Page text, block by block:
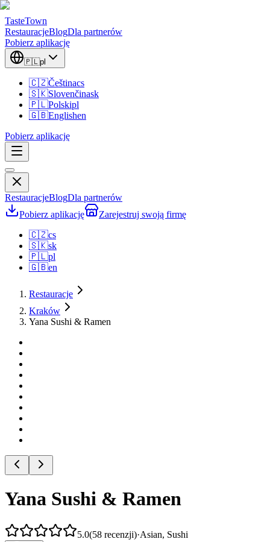
TasteTown
RestauracjeBlogDla partnerów
Pobierz aplikację
🇵🇱pl
🇨🇿Češtinacs
🇸🇰Slovenčinask
🇵🇱Polskipl
🇬🇧Englishen
Pobierz aplikację
RestauracjeBlogDla partnerów
Pobierz aplikację
Zarejestruj swoją firmę
🇨🇿cs
🇸🇰sk
🇵🇱pl
🇬🇧en
Restauracje
Kraków
Yana Sushi & Ramen
Yana Sushi & Ramen
5.0(58 recenzji)·Asian, Sushi